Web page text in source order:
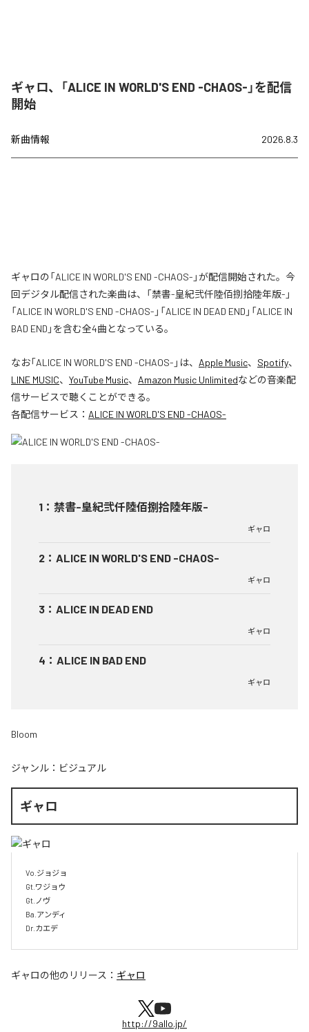
ギャロ、「ALICE IN WORLD'S END -CHAOS-」を配信
開始
新曲情報 2026.8.3
ギャロの「ALICE IN WORLD'S END -CHAOS-」が配信開始された。今
回デジタル配信された楽曲は、「禁書-皇紀弐仟陸佰捌拾陸年版-」
「ALICE IN WORLD'S END -CHAOS-」「ALICE IN DEAD END」「ALICE IN
BAD END」を含む全4曲となっている。
なお「ALICE IN WORLD'S END -CHAOS- 」は、 Apple Music、 Spotify、
LINE MUSIC、 YouTube Music、 Amazon Music Unlimitedなどの音楽配
信サービスで聴くことができる。
各配信サービス： ALICE IN WORLD'S END -CHAOS-
1 ： 禁書-皇紀弐仟陸佰捌拾陸年版-
ギャロ
2 ： ALICE IN WORLD'S END -CHAOS-
ギャロ
3 ： ALICE IN DEAD END
ギャロ
4 ： ALICE IN BAD END
ギャロ
Bloom
ジャンル： ビジュアル
ギャロ
Vo.ジョジョ
Gt.ワジョウ
Gt.ノヴ
Ba.アンディ
Dr.カエデ
ギャロの他のリリース： ギャロ
http://9allo.jp/